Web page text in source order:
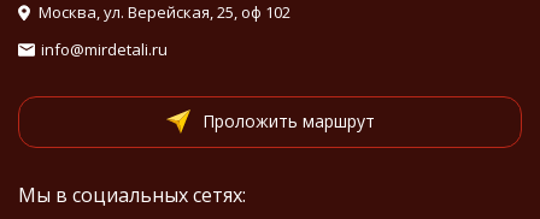
Москва, ул. Верейская, 25, оф 102
info@mirdetali.ru
Проложить маршрут
Мы в социальных сетях: